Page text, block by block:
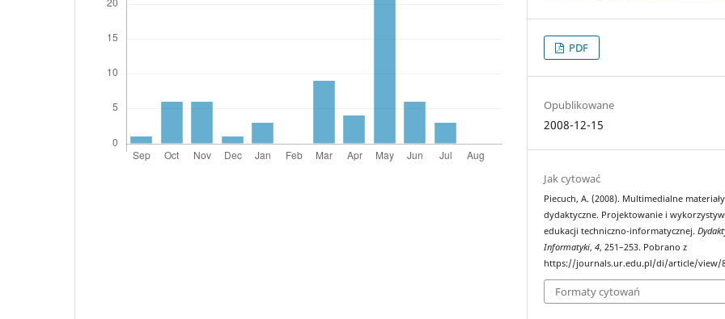
PDF
Opublikowane
2008-12-15
Jak cytować
Piecuch, A. (2008). Multimedialne materiały
dydaktyczne. Projektowanie i
edukacji techniczno-informatycznej.
Informatyki,4, 251–253. Pobrano z
https://journals.ur.edu.pl/di/article/view/
Formaty cytowań